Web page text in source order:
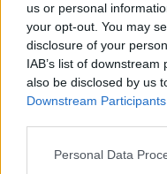
us or personal
your opt-out. You may
disclosure of your
IAB’s list of
also be disclosed by us
Downstream Participants
Personal Data
Accedio